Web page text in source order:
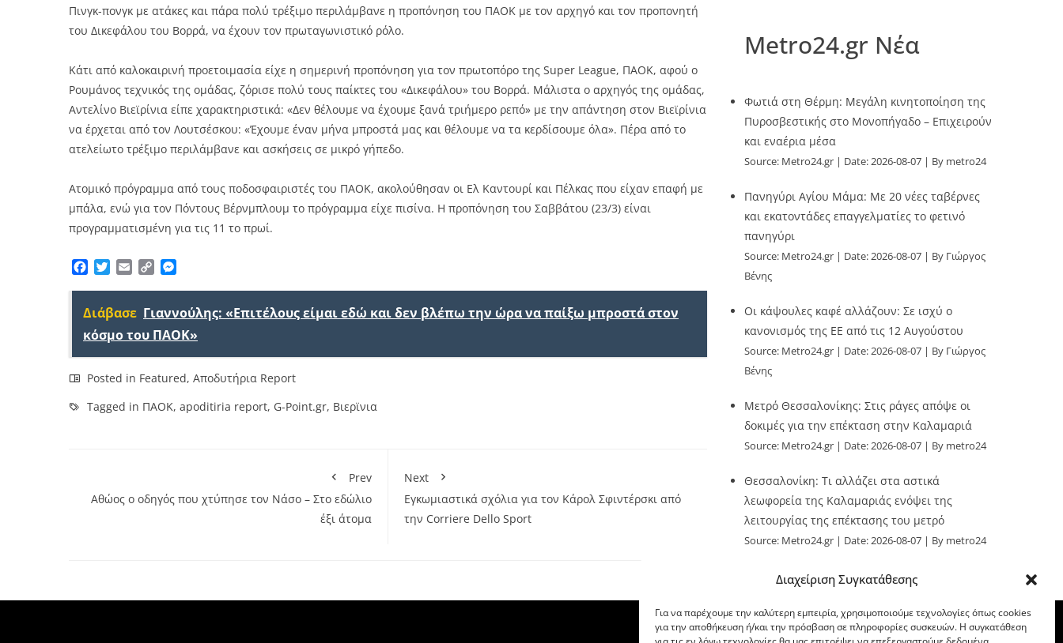
Διαχείριση Συγκατάθεσης
Για να παρέχουμε την καλύτερη εμπειρία, χρησιμοποιούμε τεχνολογίες όπως cookies
για την αποθήκευση ή/και την πρόσβαση σε πληροφορίες συσκευών. Η συγκατάθεση
Πινγκ-πονγκ με ατάκες και πάρα πολύ τρέξιμο περιλάμβανε η προπόνηση του ΠΑΟΚ με τον αρχηγό και τον προπονητή
του Δικεφάλου του Βορρά, να έχουν τον πρωταγωνιστικό ρόλο.
Κάτι από καλοκαιρινή προετοιμασία είχε η σημερινή προπόνηση για τον πρωτοπόρο της Super League, ΠΑΟΚ, αφού ο
Ρουμάνος τεχνικός της ομάδας, ζόρισε πολύ τους παίκτες του «Δικεφάλου» του Βορρά. Μάλιστα ο αρχηγός της ομάδας,
Αντελίνο Βιεϊρίνια είπε χαρακτηριστικά: «Δεν θέλουμε να έχουμε ξανά τριήμερο ρεπό» με την απάντηση στον Βιεϊρίνια
να έρχεται από τον Λουτσέσκου: «Έχουμε έναν μήνα μπροστά μας και θέλουμε να τα κερδίσουμε όλα». Πέρα από το
ατελείωτο τρέξιμο περιλάμβανε και ασκήσεις σε μικρό γήπεδο.
Ατομικό πρόγραμμα από τους ποδοσφαιριστές του ΠΑΟΚ, ακολούθησαν οι Ελ Καντουρί και Πέλκας που είχαν επαφή με
μπάλα, ενώ για τον Πόντους Βέρνμπλουμ το πρόγραμμα είχε πισίνα. Η προπόνηση του Σαββάτου (23/3) είναι
προγραμματισμένη για τις 11 το πρωί.
Facebook
TwitterEmailCopy
Διάβασε Γιαννούλης: «Επιτέλους είμαι εδώ και δεν βλέπω την ώρα να παίξω μπροστά στον
κόσμο του ΠΑΟΚ»
Posted in Featured, Αποδυτήρια Report
Tagged in ΠΑΟΚ, apoditiria report, G-Point.gr, Βιερϊνια
Prev
Αθώος ο οδηγός που χτύπησε τον Νάσο – Στο εδώλιο
έξι άτομα
Next
Εγκωμιαστικά σχόλια για τον Κάρολ Σφιντέρσκι από
την Corriere Dello Sport
Metro24.gr Νέα
Φωτιά στη Θέρμη: Μεγάλη κινητοποίηση της
Πυροσβεστικής στο Μονοπήγαδο – Επιχειρούν
και εναέρια μέσα
Source: Metro24.gr Date: 2026-08-07 By metro24
Πανηγύρι Αγίου Μάμα: Με 20 νέες ταβέρνες
και εκατοντάδες επαγγελματίες το φετινό
πανηγύρι
Source: Metro24.gr Date: 2026-08-07
By Γιώργος
Βένης
Οι κάψουλες καφέ αλλάζουν: Σε ισχύ ο
κανονισμός της ΕΕ από τις 12 Αυγούστου
Source: Metro24.gr Date: 2026-08-07
By Γιώργος
Βένης
Μετρό Θεσσαλονίκης: Στις ράγες απόψε οι
δοκιμές για την επέκταση στην Καλαμαριά
Source: Metro24.gr Date: 2026-08-07 By metro24
Θεσσαλονίκη: Τι αλλάζει στα αστικά
λεωφορεία της Καλαμαριάς ενόψει της
λειτουργίας της επέκτασης του μετρό
Source: Metro24.gr Date: 2026-08-07 By metro24